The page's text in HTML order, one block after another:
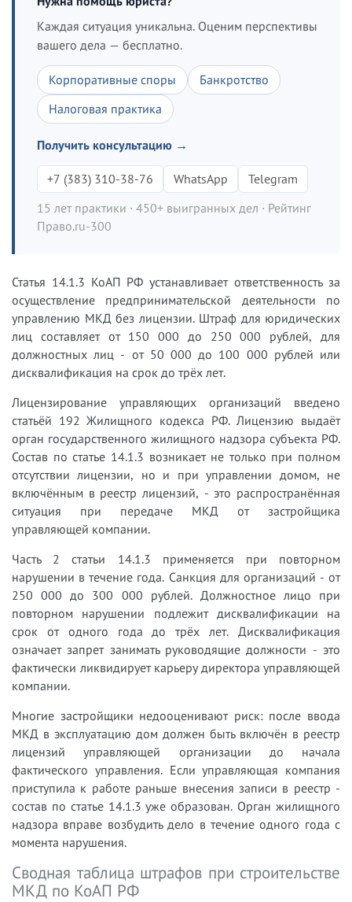
Каждая ситуация уникальна. Оценим перспективы
вашего дела — бесплатно.
Корпоративные споры
Банкротство
Налоговая практика
Получить консультацию →
+7 (383) 310-38-76 WhatsApp
Telegram
15 лет практики · 450+ выигранных дел · Рейтинг
Право.ru-300
Статья 14.1.3 КоАП РФ устанавливает ответственность за
осуществление предпринимательской деятельности по
управлению МКД без лицензии. Штраф для юридических
лиц составляет от 150 000 до 250 000 рублей, для
должностных лиц - от 50 000 до 100 000 рублей или
дисквалификация на срок до трёх лет.
Лицензирование управляющих организаций введено
статьёй 192 Жилищного кодекса РФ. Лицензию выдаёт
орган государственного жилищного надзора субъекта РФ.
Состав по статье 14.1.3 возникает не только при полном
отсутствии лицензии, но и при управлении домом, не
включённым в реестр лицензий, - это распространённая
ситуация при передаче МКД от застройщика
управляющей компании.
Часть 2 статьи 14.1.3 применяется при повторном
нарушении в течение года. Санкция для организаций - от
250 000 до 300 000 рублей. Должностное лицо при
повторном нарушении подлежит дисквалификации на
срок от одного года до трёх лет. Дисквалификация
означает запрет занимать руководящие должности - это
фактически ликвидирует карьеру директора управляющей
компании.
Многие застройщики недооценивают риск: после ввода
МКД в эксплуатацию дом должен быть включён в реестр
лицензий управляющей организации до начала
фактического управления. Если управляющая компания
приступила к работе раньше внесения записи в реестр -
состав по статье 14.1.3 уже образован. Орган жилищного
надзора вправе возбудить дело в течение одного года с
момента нарушения.
Сводная таблица штрафов при строительстве
МКД по КоАП РФ